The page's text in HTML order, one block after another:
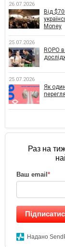
26.07.2026
Від
Money
25.07.2026
ROPO
25.07.2026
Як
Раз на
Ваш email *
Надано